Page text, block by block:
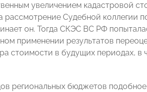
увеличением кадастровой
рассмотрение Судебной коллегии
он. Тогда СКЭС ВС РФ
применении результатов
стоимости в будущих периодах, в
региональных бюджетов